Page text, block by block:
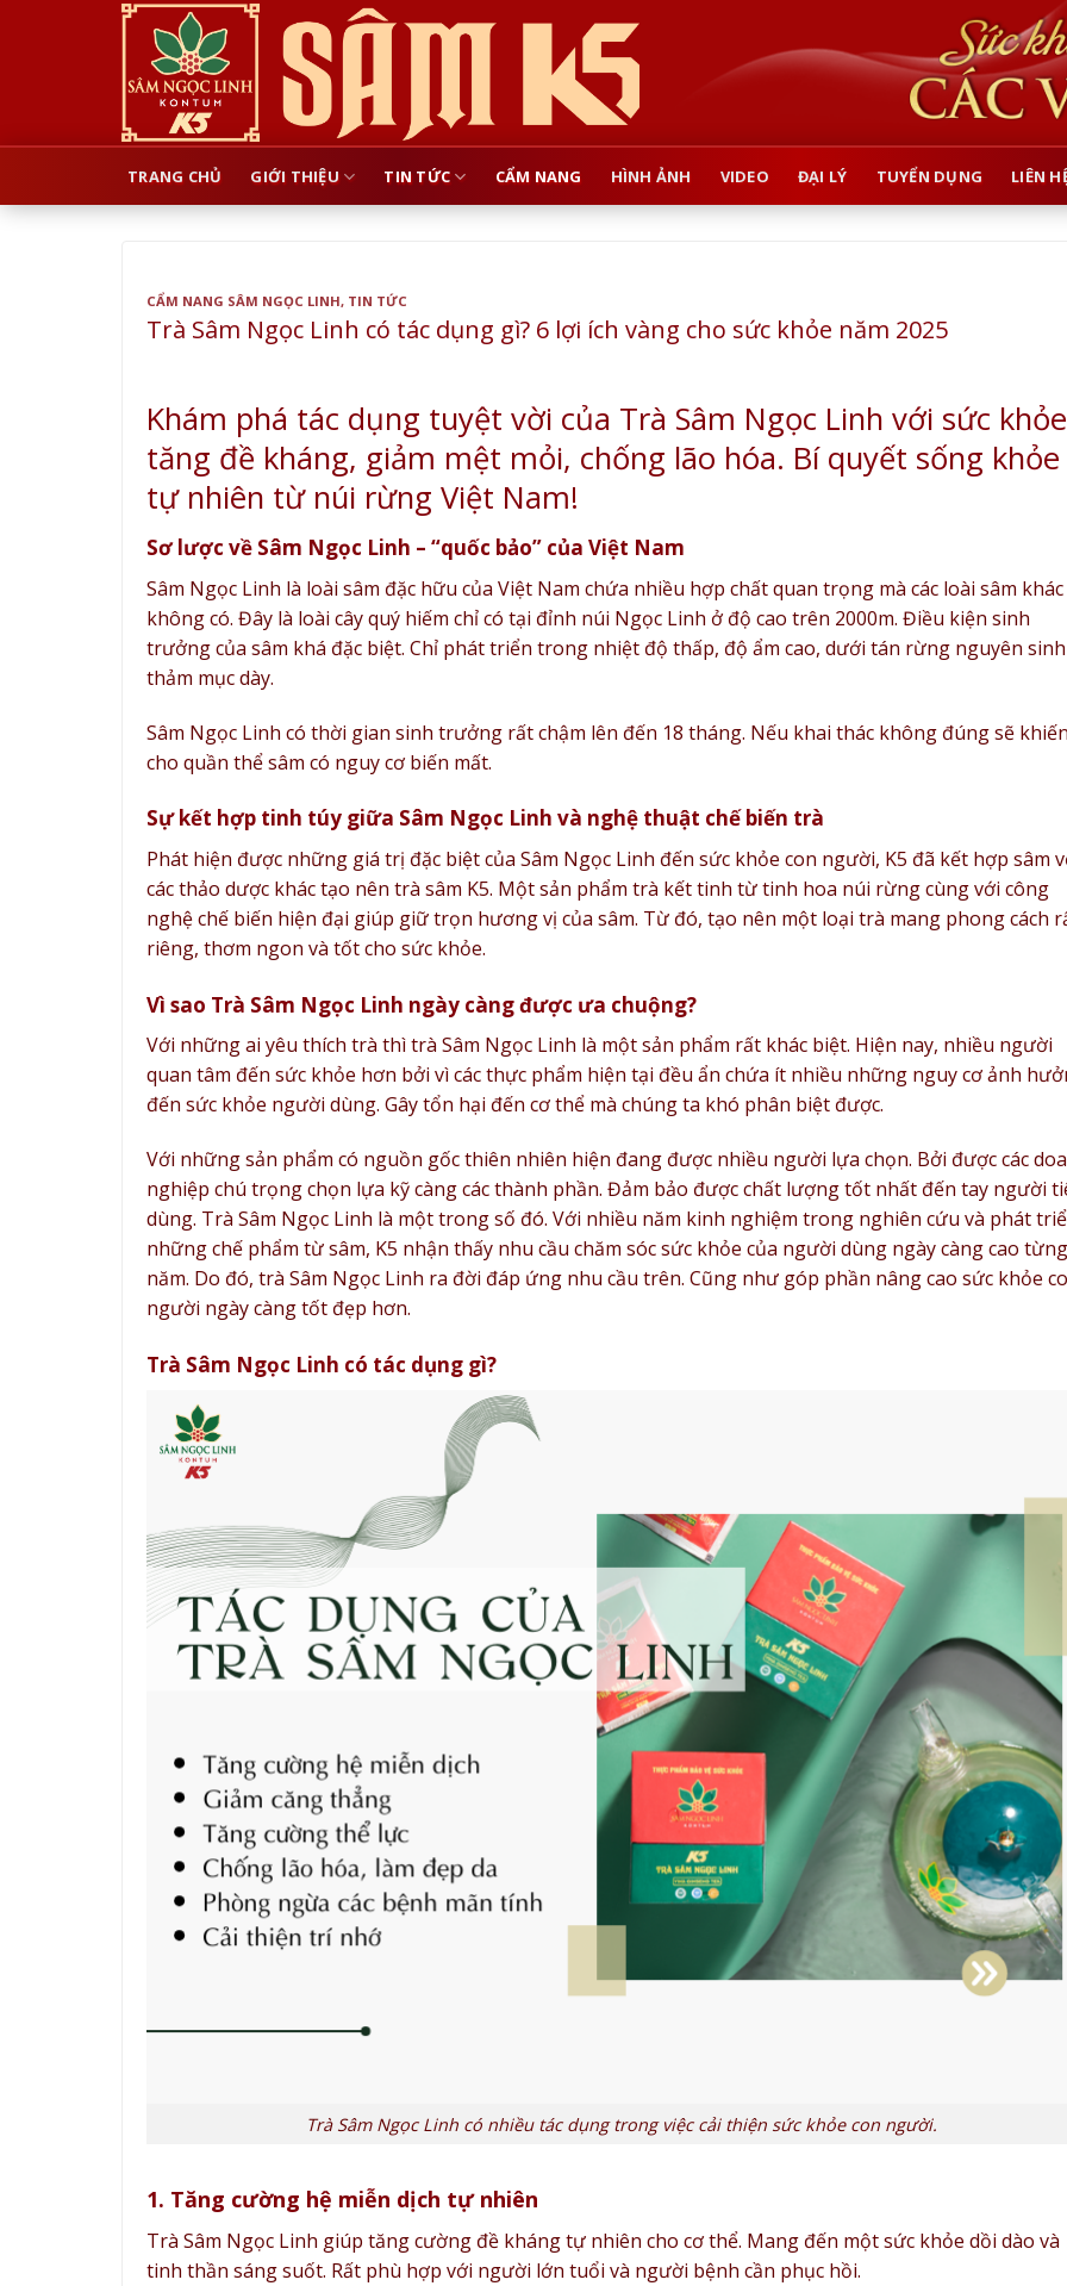
TRANG CHỦ GIỚI THIỆU TIN TỨC CẨM NANG HÌNH ẢNH VIDEO ĐẠI LÝ TUYỂN DỤNG LIÊN
CẨM NANG SÂM NGỌC LINH, TIN TỨC
Trà Sâm Ngọc Linh có tác dụng gì? 6 lợi ích vàng cho sức khỏe năm 2025
Khám phá tác dụng tuyệt vời của Trà Sâm Ngọc Linh với sức
tăng đề kháng, giảm mệt mỏi, chống lão hóa. Bí quyết sống khỏe
tự nhiên từ núi rừng Việt Nam!
Sơ lược về Sâm Ngọc Linh – “quốc bảo” của Việt Nam
Sâm Ngọc Linh là loài sâm đặc hữu của Việt Nam chứa nhiều hợp chất quan trọng mà các loài sâm khác
không có. Đây là loài cây quý hiếm chỉ có tại đỉnh núi Ngọc Linh ở độ cao trên 2000m. Điều kiện sinh
trưởng của sâm khá đặc biệt. Chỉ phát triển trong nhiệt độ thấp, độ ẩm cao, dưới tán rừng nguyên
thảm mục dày.
Sâm Ngọc Linh có thời gian sinh trưởng rất chậm lên đến 18 tháng. Nếu khai thác không đúng sẽ khiến
cho quần thể sâm có nguy cơ biến mất.
Sự kết hợp tinh túy giữa Sâm Ngọc Linh và nghệ thuật chế biến trà
Phát hiện được những giá trị đặc biệt của Sâm Ngọc Linh đến sức khỏe con người, K5 đã kết hợp sâm
các thảo dược khác tạo nên trà sâm K5. Một sản phẩm trà kết tinh từ tinh hoa núi rừng cùng với công
nghệ chế biến hiện đại giúp giữ trọn hương vị của sâm. Từ đó, tạo nên một loại trà mang phong cách
riêng, thơm ngon và tốt cho sức khỏe.
Vì sao Trà Sâm Ngọc Linh ngày càng được ưa chuộng?
Với những ai yêu thích trà thì trà Sâm Ngọc Linh là một sản phẩm rất khác biệt. Hiện nay, nhiều người
quan tâm đến sức khỏe hơn bởi vì các thực phẩm hiện tại đều ẩn chứa ít nhiều những nguy cơ ảnh
đến sức khỏe người dùng. Gây tổn hại đến cơ thể mà chúng ta khó phân biệt được.
Với những sản phẩm có nguồn gốc thiên nhiên hiện đang được nhiều người lựa chọn. Bởi được các
nghiệp chú trọng chọn lựa kỹ càng các thành phần. Đảm bảo được chất lượng tốt nhất đến tay người
dùng. Trà Sâm Ngọc Linh là một trong số đó. Với nhiều năm kinh nghiệm trong nghiên cứu và phát
những chế phẩm từ sâm, K5 nhận thấy nhu cầu chăm sóc sức khỏe của người dùng ngày càng cao từng
năm. Do đó, trà Sâm Ngọc Linh ra đời đáp ứng nhu cầu trên. Cũng như góp phần nâng cao sức khỏe
người ngày càng tốt đẹp hơn.
Trà Sâm Ngọc Linh có tác dụng gì?
Trà Sâm Ngọc Linh có nhiều tác dụng trong việc cải thiện sức khỏe con người.
1. Tăng cường hệ miễn dịch tự nhiên
Trà Sâm Ngọc Linh giúp tăng cường đề kháng tự nhiên cho cơ thể. Mang đến một sức khỏe dồi dào và
tinh thần sáng suốt. Rất phù hợp với người lớn tuổi và người bệnh cần phục hồi.